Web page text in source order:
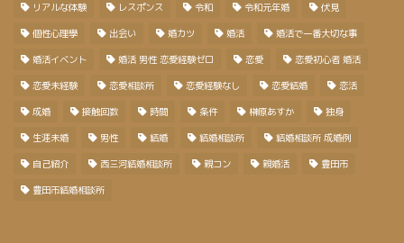
リアルな体験 レスポンス 令和 令和元年婚 伏見
個性心理學 出会い 婚カツ 婚活 婚活で一番大切な事
婚活イベント 婚活 男性 恋愛経験ゼロ 恋愛 恋愛初心者 婚活
恋愛未経験 恋愛相談所 恋愛経験なし 恋愛結婚 恋活
成婚 接触回数 時間 条件 榊原あすか 独身
生涯未婚 男性 結婚 結婚相談所 結婚相談所 成婚例
自己紹介 西三河結婚相談所 親コン 親婚活 豊田市
豊田市結婚相談所